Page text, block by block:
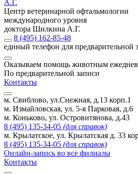
Центр ветеринарной офтальмологии
международного уровня
доктора Шилкина А.Г.
8 (495) 162-85-48
единый телефон для предварительной
Оказываем помощь животным
По предварительной записи
Контакты
м. Свиблово, ул.Снежная, д.13 корп.1
м. Измайловская, ул. 5-я Парковая, д.6
м. Коньково, ул. Островитянова, д.43
8 (495) 135-34-05 (для справок)
м. Крылатское, ул. Крылатская д. 33
8 (495) 135-34-05 (для справок)
Онлайн-запись во все филиалы
Контакты